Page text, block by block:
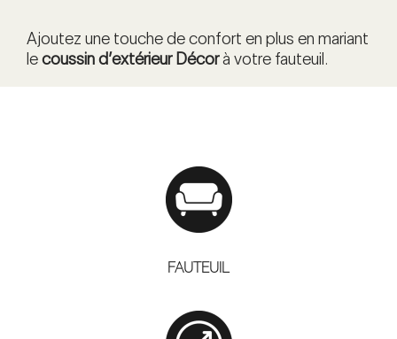
Ajoutez une touche de confort en plus en mariant
lecoussin d’extérieur Décorà votre fauteuil.
FAUTEUIL